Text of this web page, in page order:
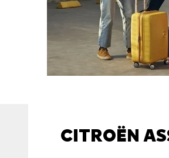
CITROËN